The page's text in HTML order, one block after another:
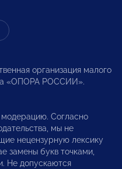
организация малого
«ОПОРА РОССИИ».
Согласно
мы не
нецензурную лексику
замены букв точками,
Не допускаются